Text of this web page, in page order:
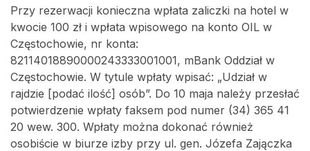
Przy rezerwacji konieczna wpłata zaliczki na hotel w
kwocie 100 zł i wpłata wpisowego na konto OIL w
Częstochowie, nr konta:
82114018890000243333001001, mBank Oddział w
Częstochowie. W tytule wpłaty wpisać: „Udział w
rajdzie [podać ilość] osób”. Do 10 maja należy przesłać
potwierdzenie wpłaty faksem pod numer (34) 365 41
20 wew. 300. Wpłaty można dokonać również
osobiście w biurze izby przy ul. gen. Józefa Zajączka